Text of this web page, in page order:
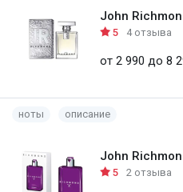
John
5 4 отзыва
от 2 990 до 8
ноты описание
John
5 2 отзыва